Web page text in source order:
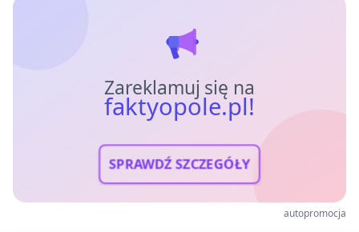
Zareklamuj się na
faktyopole.pl!
SPRAWDŹ SZCZEGÓŁY
autopromocja